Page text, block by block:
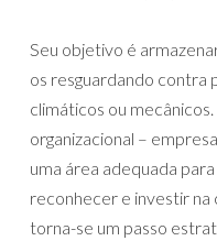
Seu objetivo é
os resguardando contra
climáticos ou
organizacional –
uma área adequada
reconhecer e investir
torna-se um passo